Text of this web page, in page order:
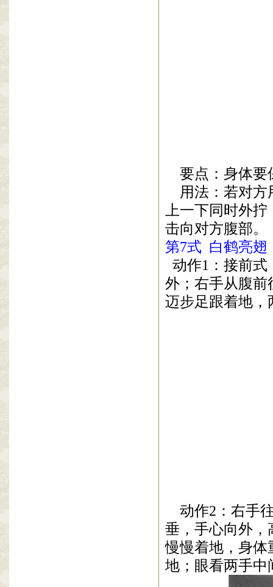
要点：身体要
用法：若对
上一下同时外
击向对方腹部。
第7式 白鹤亮翅
动作1 ：接前
外；右手从腹前
迈步足跟着地，
动作2 ：右手
垂，手心向外，
慢慢着地，身体
地；眼看两手中